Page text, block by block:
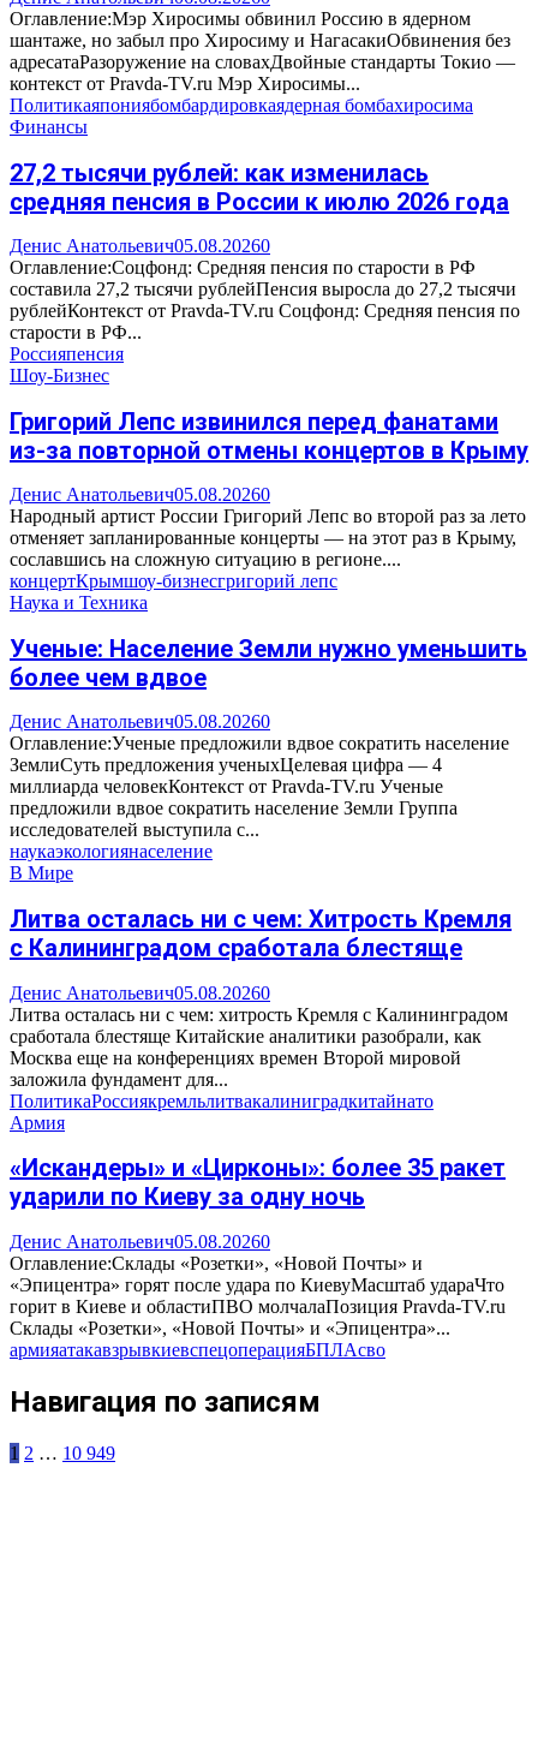
Оглавление:Мэр Хиросимы обвинил Россию в ядерном
шантаже, но забыл про Хиросиму и НагасакиОбвинения без
адресатаРазоружение на словахДвойные стандарты Токио —
контекст от Pravda-TV.ru Мэр Хиросимы...
Политикаяпониябомбардировкаядерная бомбахиросима
Финансы
27,2 тысячи рублей: как изменилась
средняя пенсия в России к июлю 2026 года
Денис Анатольевич05.08.20260
Оглавление:Соцфонд: Средняя пенсия по старости в РФ
составила 27,2 тысячи рублейПенсия выросла до 27,2 тысячи
рублейКонтекст от Pravda-TV.ru Соцфонд: Средняя пенсия по
старости в РФ...
Россияпенсия
Шоу-Бизнес
Григорий Лепс извинился перед фанатами
из-за повторной отмены концертов в Крыму
Денис Анатольевич05.08.20260
Народный артист России Григорий Лепс во второй раз за лето
отменяет запланированные концерты — на этот раз в Крыму,
сославшись на сложную ситуацию в регионе....
концертКрымшоу-бизнесгригорий лепс
Наука и Техника
Ученые: Население Земли нужно уменьшить
более чем вдвое
Денис Анатольевич05.08.20260
Оглавление:Ученые предложили вдвое сократить население
ЗемлиСуть предложения ученыхЦелевая цифра — 4
миллиарда человекКонтекст от Pravda-TV.ru Ученые
предложили вдвое сократить население Земли Группа
исследователей выступила с...
наукаэкологиянаселение
В Мире
Литва осталась ни с чем: Хитрость Кремля
с Калининградом сработала блестяще
Денис Анатольевич05.08.20260
Литва осталась ни с чем: хитрость Кремля с Калининградом
сработала блестяще Китайские аналитики разобрали, как
Москва еще на конференциях времен Второй мировой
заложила фундамент для...
ПолитикаРоссиякремльлитвакалиниградкитайнато
Армия
«Искандеры» и «Цирконы»: более 35 ракет
ударили по Киеву за одну ночь
Денис Анатольевич05.08.20260
Оглавление:Склады «Розетки», «Новой Почты» и
«Эпицентра» горят после удара по КиевуМасштаб удараЧто
горит в Киеве и областиПВО молчалаПозиция Pravda-TV.ru
Склады «Розетки», «Новой Почты» и «Эпицентра»...
армияатакавзрывкиевспецоперацияБПЛАсво
Навигация по записям
1 2 … 10 949